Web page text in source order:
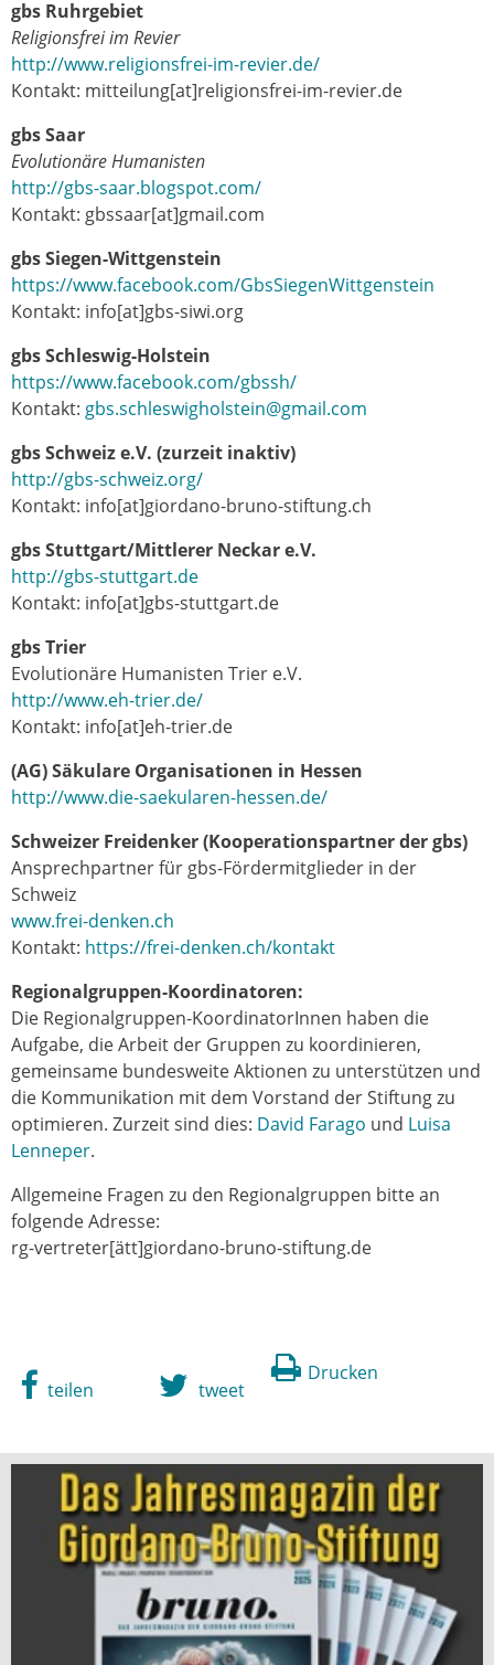
gbs Ruhrgebiet
Religionsfrei im Revier
http://www.religionsfrei-im-revier.de/
Kontakt: mitteilung[at]religionsfrei-im-revier.de
gbs Saar
Evolutionäre Humanisten
http://gbs-saar.blogspot.com/
Kontakt: gbssaar[at]gmail.com
gbs Siegen-Wittgenstein
https://www.facebook.com/GbsSiegenWittgenstein
Kontakt: info[at]gbs-siwi.org
gbs Schleswig-Holstein
https://www.facebook.com/gbssh/
Kontakt: gbs.schleswigholstein@gmail.com
gbs Schweiz e.V. (zurzeit inaktiv)
http://gbs-schweiz.org/
Kontakt: info[at]giordano-bruno-stiftung.ch
gbs Stuttgart/Mittlerer Neckare.V.
http://gbs-stuttgart.de
Kontakt: info[at]gbs-stuttgart.de
gbs Trier
Evolutionäre Humanisten Trier e.V.
http://www.eh-trier.de/
Kontakt: info[at]eh-trier.de
(AG) Säkulare Organisationen in Hessen
http://www.die-saekularen-hessen.de/
Schweizer Freidenker (Kooperationspartner der gbs)
Ansprechpartner für gbs-Fördermitglieder in der
Schweiz
www.frei-denken.ch
Kontakt: https://frei-denken.ch/kontakt
Regionalgruppen-Koordinatoren:
Die Regionalgruppen-KoordinatorInnen haben die
Aufgabe, die Arbeit der Gruppen zu koordinieren,
gemeinsame bundesweite Aktionen zu unterstützen und
die Kommunikation mit dem Vorstand der Stiftung zu
optimieren. Zurzeit sind dies: David Farago und Luisa
Lenneper.
Allgemeine Fragen zu den Regionalgruppen bitte an
folgende Adresse:
rg-vertreter[ätt]giordano-bruno-stiftung.de
Drucken
teilen tweet